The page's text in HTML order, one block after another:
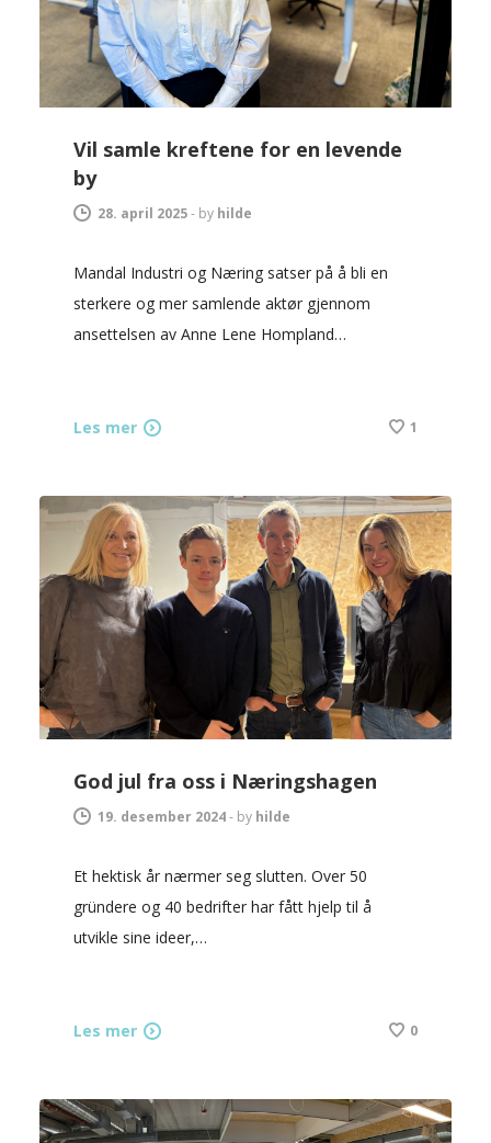
Vil samle kreftene for en levende
by
28. april 2025- by hilde
Mandal Industri og Næring satser på å bli en
sterkere og mer samlende aktør gjennom
ansettelsen av Anne Lene Hompland…
Les mer 1
God jul fra oss i Næringshagen
19. desember 2024- by hilde
Et hektisk år nærmer seg slutten. Over 50
gründere og 40 bedrifter har fått hjelp til å
utvikle sine ideer,…
Les mer 0